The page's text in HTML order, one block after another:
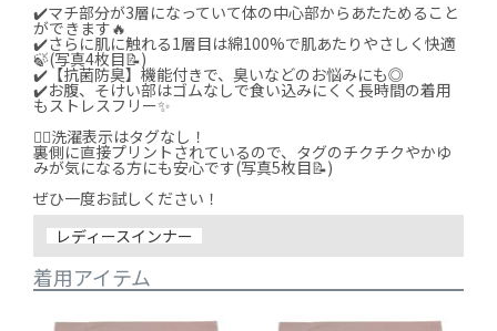
✔️マチ部分が3層になっていて体の中心部からあたためること
ができます🔥
✔️さらに肌に触れる1層目は綿100%で肌あたりやさしく快適
🍃(写真4枚目📝)
✔️【抗菌防臭】機能付きで、臭いなどのお悩みにも◎
✔️お腹、そけい部はゴムなしで食い込みにくく長時間の着用
もストレスフリー✨
👉🏻洗濯表示はタグなし！
裏側に直接プリントされているので、タグのチクチクやかゆ
みが気になる方にも安心です(写真5枚目📝)
ぜひ一度お試しください！
レディースインナー
着用アイテム